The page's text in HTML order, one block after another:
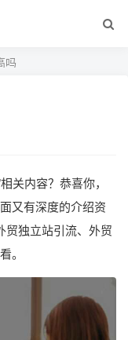
吗
关内容？恭喜你，
又有深度的介绍资
贸独立站引流、外贸
。